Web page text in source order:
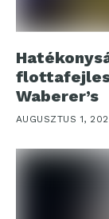
Waberer’s
AUGUSZTUS 1,